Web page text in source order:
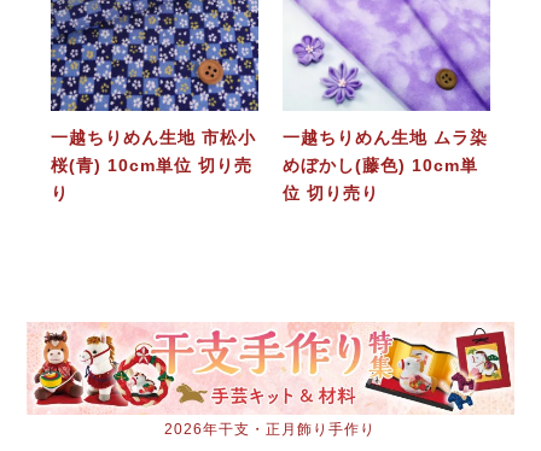
一越ちりめん生地 市松小
桜(青) 10cm単位 切り売
り
一越ちりめん生地 ムラ染
めぼかし(藤色) 10cm単
位 切り売り
2026年干支・正月飾り手作り